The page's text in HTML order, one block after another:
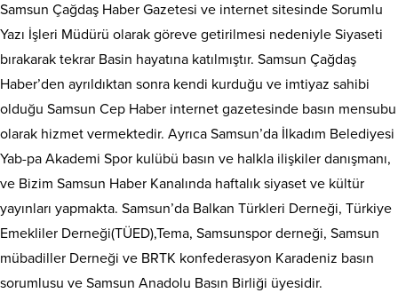
Samsun Çağdaş Haber Gazetesi ve internet sitesinde Sorumlu
Yazı İşleri Müdürü olarak göreve getirilmesi nedeniyle Siyaseti
bırakarak tekrar Basin hayatına katılmıştır. Samsun Çağdaş
Haber’den ayrıldıktan sonra kendi kurduğu ve imtiyaz sahibi
olduğu Samsun Cep Haber internet gazetesinde basın mensubu
olarak hizmet vermektedir. Ayrıca Samsun’da İlkadım Belediyesi
Yab-pa Akademi Spor kulübü basın ve halkla ilişkiler danışmanı,
ve Bizim Samsun Haber Kanalında haftalık siyaset ve kültür
yayınları yapmakta. Samsun’da Balkan Türkleri Derneği, Türkiye
Emekliler Derneği(TÜED),Tema, Samsunspor derneği, Samsun
mübadiller Derneği ve BRTK konfederasyon Karadeniz basın
sorumlusu ve Samsun Anadolu Basın Birliği üyesidir.